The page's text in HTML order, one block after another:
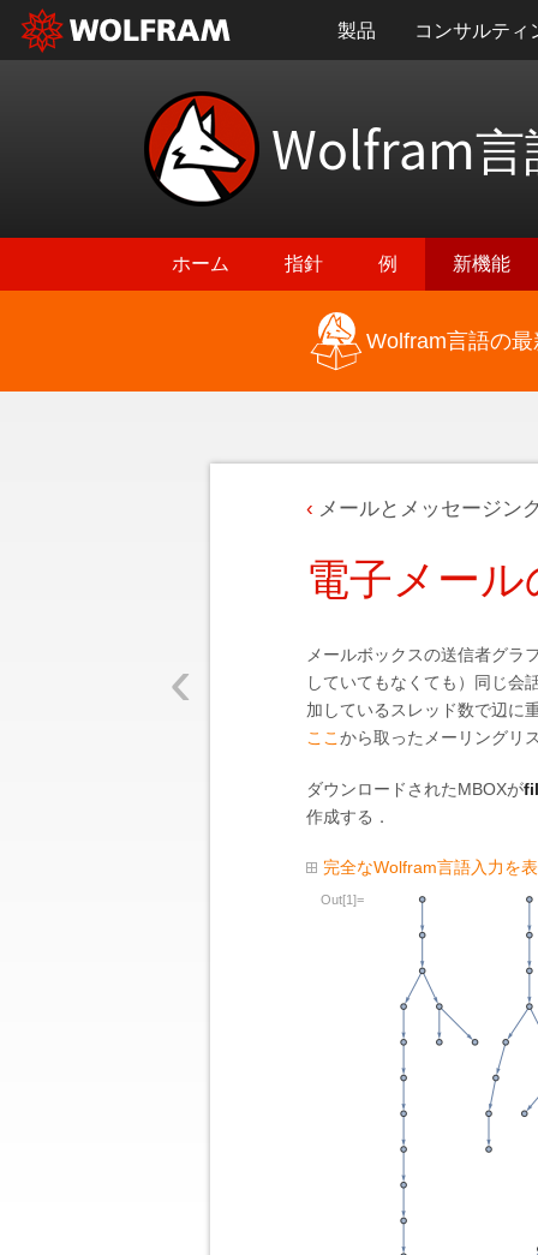
製品 コンサルティ
Wolfram言
ホーム 指針 例 新機能
Wolfram言語の
‹
メールとメッセージン
電子メー
メールボックスの送信者グラ
していてもなくても）同じ会
加しているスレッド数で辺に
ここ から取ったメーリングリ
ダウンロードされたMBOXが
作成する．
完全なWolfram言語入力を
Out[1]=